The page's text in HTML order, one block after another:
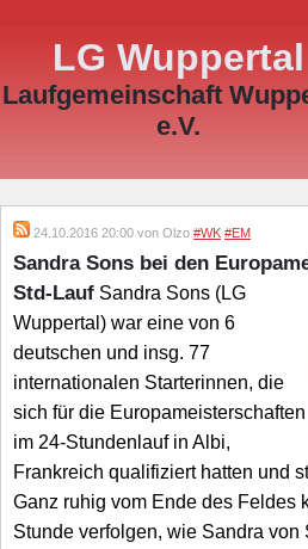
LG Wuppertal
Laufgemeinschaft
e.V.
24.10.2016 20:00 von Olzo #WK #EM
Sandra Sons bei den
Std-Lauf Sandra Sons (LG
Wuppertal) war eine von 6
deutschen und insg. 77
internationalen Starterinnen, die
sich für die Europameisterschaften
im 24-Stundenlauf in Albi,
Frankreich qualifiziert hatten und
Ganz ruhig vom Ende des Feldes
Stunde verfolgen, wie Sandra von